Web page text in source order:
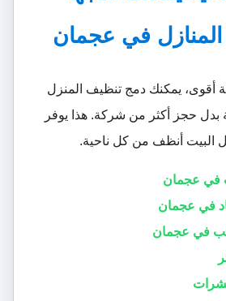
في عجمان
أقوى، يمكنك دمج تنظيف المنزل
حجز أكثر من شركة. هذا يوفر
البيت أنظف من كل ناحية.
في عجمان
في عجمان
في عجمان